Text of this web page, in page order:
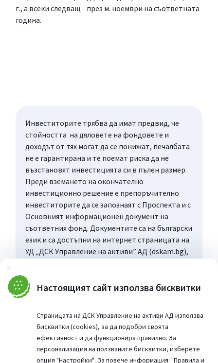
Затвори
Настоящият сайт използва бисквитки
Страницата на ДСК Управление на активи АД използва
бисквитки (cookies), за да подобри своята
ефективност и да функционира правилно. За
персонализация на ползваните бисквитки, изберете
опция "Настройки". За повече информация: "Правила и
г., а всеки следващ - през м. ноември на съответната
година.
Инвеститорите трябва да имат предвид, че
стойността на дяловете на фондовете и
доходът от тях могат да се понижат, печалбата
не е гарантирана и те поемат риска да не
възстановят инвестицията си в пълен размер.
Преди вземането на окончателно
инвестиционно решение е препоръчително
инвеститорите да се запознаят с Проспекта и с
Основният информационен документ на
съответния фонд. Документите са на български
език и са достъпни на интернет страницата на
УД „ДСК Управление на активи” АД (dskam.bg),
Управляващото дружество или в офисите на
„Банка ДСК”, определени за точка на
работното им време.